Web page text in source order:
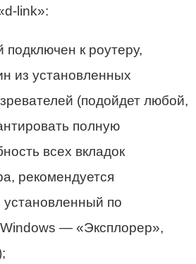
link»:
к роутеру,
из установленных
(подойдет любой,
полную
всех вкладок
рекомендуется
установленный по
— «Эксплорер»,